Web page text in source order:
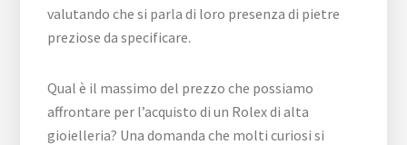
valutando che si parla di loro presenza di pietre
preziose da specificare.
Qual è il massimo del prezzo che possiamo
affrontare per l’acquisto di un Rolex di alta
gioielleria? Una domanda che molti curiosi si